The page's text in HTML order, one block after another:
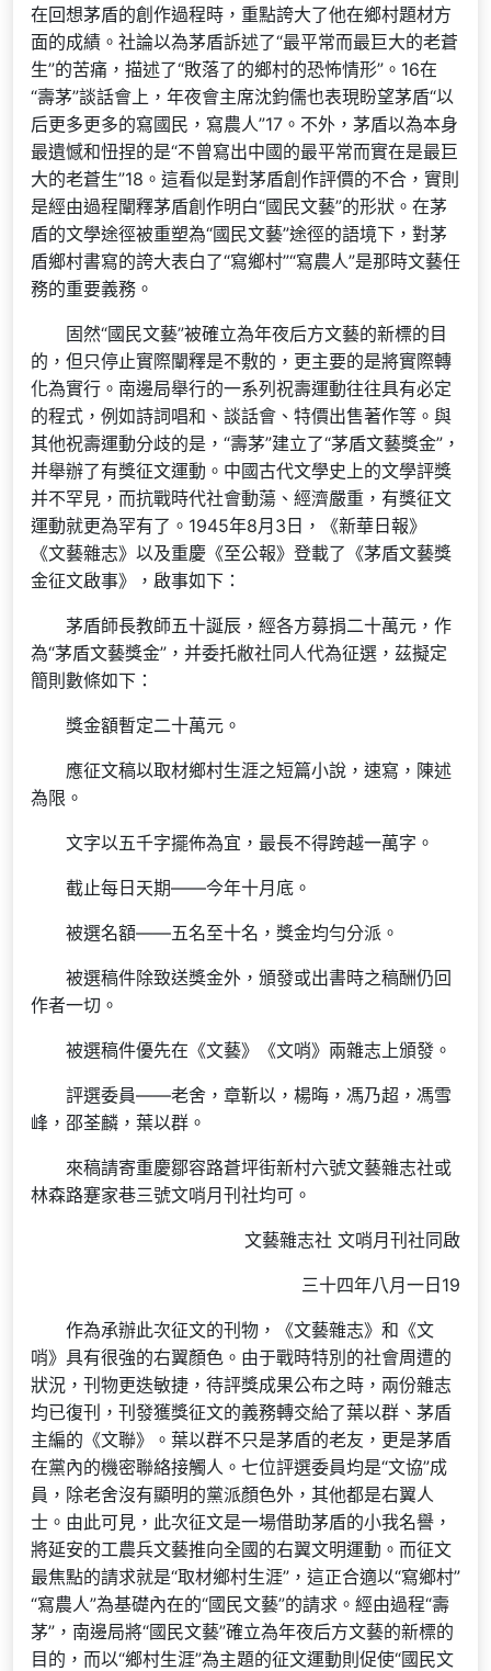
在回想茅盾的創作過程時，重點誇大了他在鄉村題材方
面的成績。社論以為茅盾訴述了“最平常而最巨大的老蒼
生”的苦痛，描述了“敗落了的鄉村的恐怖情形”。16在
“壽茅”談話會上，年夜會主席沈鈞儒也表現盼望茅盾“以
后更多更多的寫國民，寫農人”17。不外，茅盾以為本身
最遺憾和忸捏的是“不曾寫出中國的最平常而實在是最巨
大的老蒼生”18。這看似是對茅盾創作評價的不合，實則
是經由過程闡釋茅盾創作明白“國民文藝”的形狀。在茅
盾的文學途徑被重塑為“國民文藝”途徑的語境下，對茅
盾鄉村書寫的誇大表白了“寫鄉村”“寫農人”是那時文藝任
務的重要義務。
固然“國民文藝”被確立為年夜后方文藝的新標的目
的，但只停止實際闡釋是不敷的，更主要的是將實際轉
化為實行。南邊局舉行的一系列祝壽運動往往具有必定
的程式，例如詩詞唱和、談話會、特價出售著作等。與
其他祝壽運動分歧的是，“壽茅”建立了“茅盾文藝獎金”，
并舉辦了有獎征文運動。中國古代文學史上的文學評獎
并不罕見，而抗戰時代社會動蕩、經濟嚴重，有獎征文
運動就更為罕有了。1945年8月3日，《新華日報》
《文藝雜志》以及重慶《至公報》登載了《茅盾文藝獎
金征文啟事》，啟事如下：
茅盾師長教師五十誕辰，經各方募捐二十萬元，作
為“茅盾文藝獎金”，并委托敝社同人代為征選，茲擬定
簡則數條如下：
獎金額暫定二十萬元。
應征文稿以取材鄉村生涯之短篇小說，速寫，陳述
為限。
文字以五千字擺佈為宜，最長不得跨越一萬字。
截止每日天期——今年十月底。
被選名額——五名至十名，獎金均勻分派。
被選稿件除致送獎金外，頒發或出書時之稿酬仍回
作者一切。
被選稿件優先在《文藝》《文哨》兩雜志上頒發。
評選委員——老舍，章靳以，楊晦，馮乃超，馮雪
峰，邵荃麟，葉以群。
來稿請寄重慶鄒容路蒼坪街新村六號文藝雜志社或
林森路蹇家巷三號文哨月刊社均可。
文藝雜志社 文哨月刊社同啟
三十四年八月一日19
作為承辦此次征文的刊物，《文藝雜志》和《文
哨》具有很強的右翼顏色。由于戰時特別的社會周遭的
狀況，刊物更迭敏捷，待評獎成果公布之時，兩份雜志
均已復刊，刊發獲獎征文的義務轉交給了葉以群、茅盾
主編的《文聯》。葉以群不只是茅盾的老友，更是茅盾
在黨內的機密聯絡接觸人。七位評選委員均是“文協”成
員，除老舍沒有顯明的黨派顏色外，其他都是右翼人
士。由此可見，此次征文是一場借助茅盾的小我名譽，
將延安的工農兵文藝推向全國的右翼文明運動。而征文
最焦點的請求就是“取材鄉村生涯”，這正合適以“寫鄉村”
“寫農人”為基礎內在的“國民文藝”的請求。經由過程“壽
茅”，南邊局將“國民文藝”確立為年夜后方文藝的新標的
目的，而以“鄉村生涯”為主題的征文運動則促使“國民文